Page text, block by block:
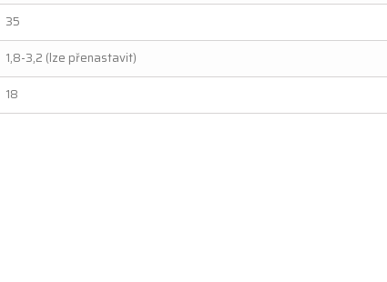
35
1,8-3,2 (lze přenastavit)
18